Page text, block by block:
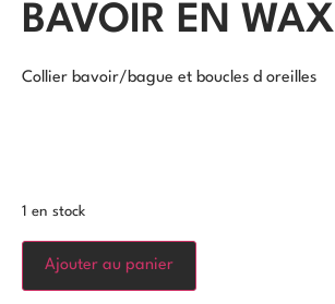
BAVOIR EN WAX
Collier bavoir/bague et boucles d oreilles
1 en stock
Ajouter au panier